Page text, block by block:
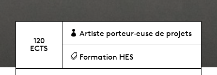
120
ECTS
Artiste porteur·euse de projets
Formation HES